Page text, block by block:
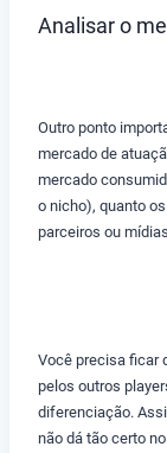
Analisar o
Outro ponto
mercado de
mercado
o nicho), quanto
parceiros ou
Você precisa ficar
pelos outros
diferenciação.
não dá tão certo